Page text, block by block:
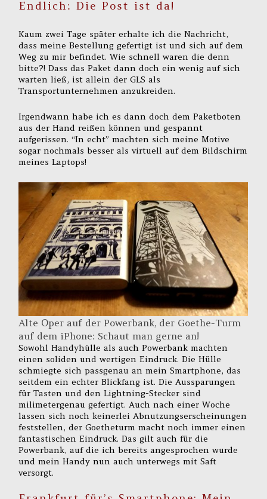
Endlich: Die Post ist da!
Kaum zwei Tage später erhalte ich die Nachricht,
dass meine Bestellung gefertigt ist und sich auf dem
Weg zu mir befindet. Wie schnell waren die denn
bitte?! Dass das Paket dann doch ein wenig auf sich
warten ließ, ist allein der GLS als
Transportunternehmen anzukreiden.
Irgendwann habe ich es dann doch dem Paketboten
aus der Hand reißen können und gespannt
aufgerissen. “In echt” machten sich meine Motive
sogar nochmals besser als virtuell auf dem Bildschirm
meines Laptops!
Alte Oper auf der Powerbank, der Goethe-Turm
auf dem iPhone: Schaut man gerne an!
Sowohl Handyhülle als auch Powerbank machten
einen soliden und wertigen Eindruck. Die Hülle
schmiegte sich passgenau an mein Smartphone, das
seitdem ein echter Blickfang ist. Die Aussparungen
für Tasten und den Lightning-Stecker sind
milimetergenau gefertigt. Auch nach einer Woche
lassen sich noch keinerlei Abnutzungserscheinungen
feststellen, der Goetheturm macht noch immer einen
fantastischen Eindruck. Das gilt auch für die
Powerbank, auf die ich bereits angesprochen wurde
und mein Handy nun auch unterwegs mit Saft
versorgt.